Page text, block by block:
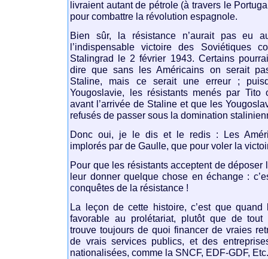
livraient autant de pétrole (à travers le
pour combattre la révolution espagnole.
Bien sûr, la résistance n’aurait pas eu
l’indispensable victoire des Soviétiques
Stalingrad le 2 février 1943. Certains
dire que sans les Américains on serait
Staline, mais ce serait une erreur ;
Yougoslavie, les résistants menés par Tito
avant l’arrivée de Staline et que les
refusés de passer sous la domination
Donc oui, je le dis et le redis : Les
implorés par de Gaulle, que pour voler la
Pour que les résistants acceptent de déposer
leur donner quelque chose en échange :
conquêtes de la résistance !
La leçon de cette histoire, c’est que
favorable au prolétariat, plutôt que de tout
trouve toujours de quoi financer de vraies
de vrais services publics, et des
nationalisées, comme la SNCF, EDF-GDF,